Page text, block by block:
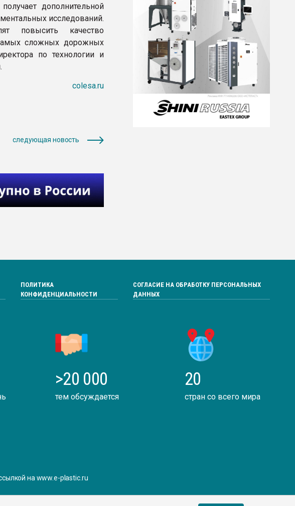
дополнительной
исследований.
повысить качество
сложных дорожных
по технологии и
colesa.ru
следующая новость
ПОЛИТИКА
КОНФИДЕНЦИАЛЬНОСТИ
СОГЛАСИЕ НА ОБРАБОТКУ ПЕРСОНАЛЬНЫХ
ДАННЫХ
>20 000
тем обсуждается
20
стран со всего мира
на www.e-plastic.ru